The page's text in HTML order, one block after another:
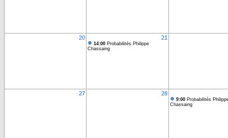
20 21
14:00 Probabilités Philippe
Chassaing
27 28
9:00 Probabilités
Chassaing